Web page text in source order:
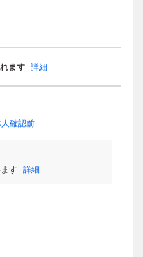
ます 詳細
確認前
す 詳細